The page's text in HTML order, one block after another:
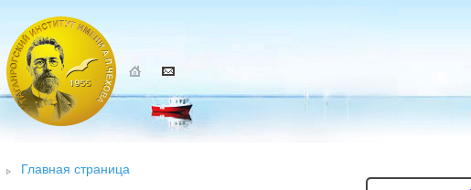
Главная страница